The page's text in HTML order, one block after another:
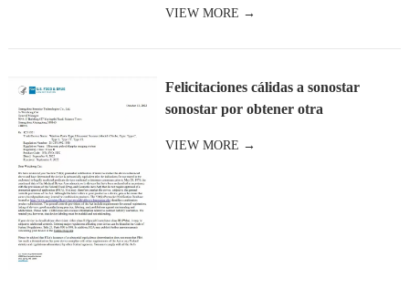
VIEW MORE →
Felicitaciones cálidas a sonostar
sonostar por obtener otra
VIEW MORE →